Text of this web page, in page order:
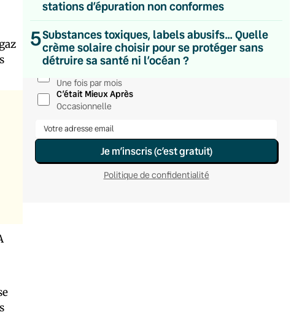
stations d’épuration non conformes
5Substances toxiques, labels abusifs… Quelle
crème solaire choisir pour se protéger sans
détruire sa santé ni l’océan ?
Quotidienne
Du lundi au vendredi
Hebdomadaire
Le samedi
Une fois par mois
C’était Mieux Après
Occasionnelle
Je m’inscris (c’est gratuit)
Politique de confidentialité